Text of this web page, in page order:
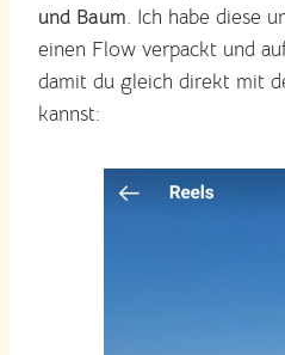
und Baum. Ich habe diese
einen Flow verpackt und
damit du gleich direkt mit
kannst: